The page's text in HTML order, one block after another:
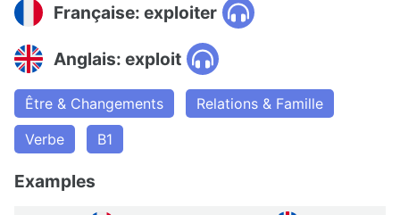
Française: exploiter
Anglais: exploit
Être & Changements
Relations & Famille
Verbe
B1
Examples